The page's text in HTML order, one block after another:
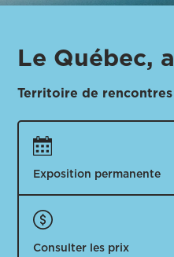
Le Québec,
Territoire de rencontres
Exposition permanente
Consulter les prix